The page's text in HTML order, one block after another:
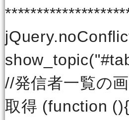
//発信者一覧の
取得 (function